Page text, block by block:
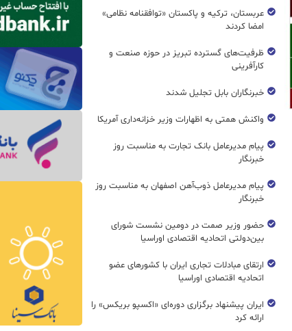
عربستان، ترکیه و پاکستان «توافقنامه نظامی»
امضا کردند
ظرفیت‌های گسترده‌ تبریز در حوزه صنعت و
کارآفرینی
خبرنگاران بابل تجلیل شدند
واکنش همتی به اظهارات وزیر خزانه‌داری آمریکا
پیام مدیرعامل بانک تجارت به مناسبت روز
خبرنگار
پیام مدیرعامل ذوب‌آهن اصفهان به مناسبت روز
خبرنگار
حضور وزیر صمت در دومین نشست شورای
بین‌دولتی اتحادیه اقتصادی اوراسیا
ارتقای مبادلات تجاری ایران با کشورهای عضو
اتحادیه اقتصادی اوراسیا
ایران پیشنهاد برگزاری دوره‌ای «اکسپو بریکس» را
ارائه کرد